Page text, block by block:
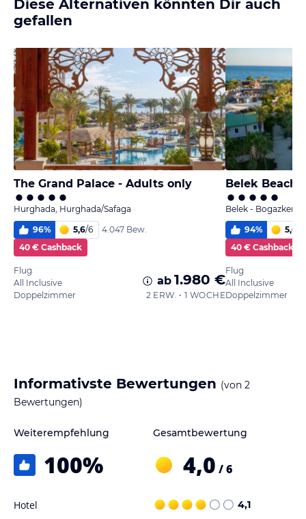
Diese Alternativen könnten Dir auch
gefallen
The Grand Palace - Adults only
Hurghada, Hurghada/Safaga
96% 5,6/6
4.047 Bew.
40 € Cashback
Flug
All Inclusive
Doppelzimmer
ab 1.980 €
2 ERW. • 1 WOCHE
Belek Beach
Belek - Bogazkent,
94% 5,6
40 € Cashback
Flug
All Inclusive
Doppelzimmer
Informativste Bewertungen (von 2
Bewertungen)
Weiterempfehlung
100%
Gesamtbewertung
4,0 / 6
Hotel 4,1